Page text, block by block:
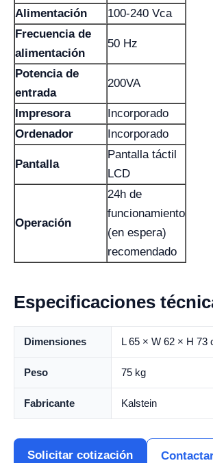
Alimentación
100-240 Vca
Frecuencia de
alimentación
50 Hz
Potencia de
entrada
200VA
Impresora
Incorporado
Ordenador
Incorporado
Pantalla
Pantalla táctil
LCD
Operación
24h de
funcionamiento
(en espera)
recomendado
Especificaciones
Dimensiones L 65 × W 62 × H 73
Peso 75 kg
Fabricante Kalstein
Solicitar cotización